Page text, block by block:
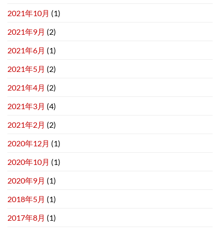
2021年10月 (1)
2021年9月 (2)
2021年6月 (1)
2021年5月 (2)
2021年4月 (2)
2021年3月 (4)
2021年2月 (2)
2020年12月 (1)
2020年10月 (1)
2020年9月 (1)
2018年5月 (1)
2017年8月 (1)